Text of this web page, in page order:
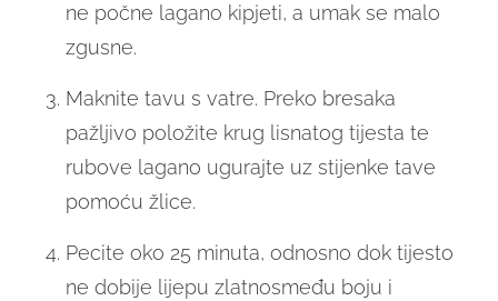
ne počne lagano kipjeti, a umak se malo
zgusne.
Maknite tavu s vatre. Preko bresaka
pažljivo položite krug lisnatog tijesta te
rubove lagano ugurajte uz stijenke tave
pomoću žlice.
Pecite oko 25 minuta, odnosno dok tijesto
ne dobije lijepu zlatnosmeđu boju i